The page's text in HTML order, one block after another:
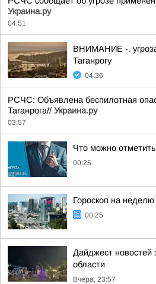
Украина.ру
04:51
ВНИМАНИЕ -.
Таганрогу
04:36
РСЧС: Объявлена беспилотная
Таганрога// Украина.ру
03:57
Что можно
00:25
Гороскоп на неделю
00:25
Дайджест новостей
области
Вчера, 23:57